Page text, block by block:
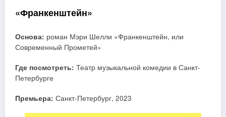
«Франкенштейн»
Основа: роман Мэри Шелли «Франкенштейн, или
Современный Прометей»
Где посмотреть: Театр музыкальной комедии в Санкт-
Петербурге
Премьера: Санкт-Петербург, 2023